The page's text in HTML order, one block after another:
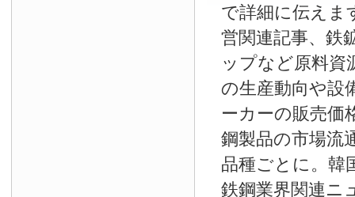
で詳細に伝えま
営関連記事、鉄
ップなど原料資
の生産動向や設
ーカーの販売価
鋼製品の市場流
品種ごとに。韓
鉄鋼業界関連ニ